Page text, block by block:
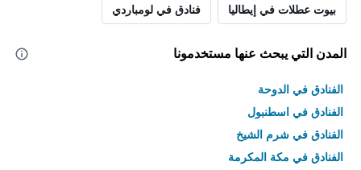
بيوت عطلات في إيطاليا فنادق في لومباردي
المدن التي يبحث عنها مستخدمونا
الفنادق في الدوحة
الفنادق في اسطنبول
الفنادق في شرم الشيخ
الفنادق في مكة المكرمة